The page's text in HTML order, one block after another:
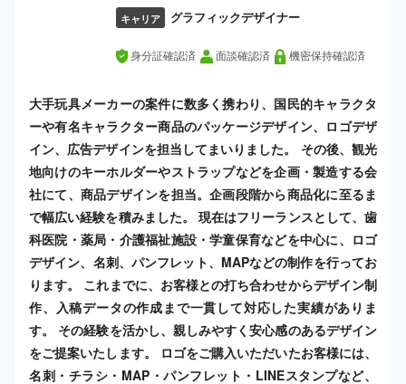
キャリア グラフィックデザイナー
身分証確認済 面談確認済 機密保持確認済
大手玩具メーカーの案件に数多く携わり、国民的キャラクタ
ーや有名キャラクター商品のパッケージデザイン、ロゴデザ
イン、広告デザインを担当してまいりました。 その後、観光
地向けのキーホルダーやストラップなどを企画・製造する会
社にて、商品デザインを担当。企画段階から商品化に至るま
で幅広い経験を積みました。 現在はフリーランスとして、歯
科医院・薬局・介護福祉施設・学童保育などを中心に、ロゴ
デザイン、名刺、パンフレット、MAPなどの制作を行ってお
ります。 これまでに、お客様との打ち合わせからデザイン制
作、入稿データの作成まで一貫して対応した実績がありま
す。 その経験を活かし、親しみやすく安心感のあるデザイン
をご提案いたします。 ロゴをご購入いただいたお客様には、
名刺・チラシ・MAP・パンフレット・LINEスタンプなど、